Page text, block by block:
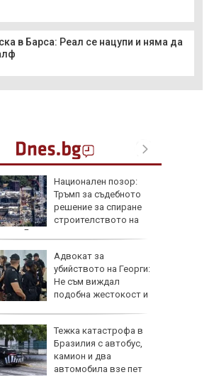
в Барса: Реал се нацупи и няма да
Национален позор:
Тръмп за съдебното
решение за спиране
строителството на
в Белия дом
Адвокат за
убийството на Георги:
Не съм виждал
подобна жестокост и
Тежка катастрофа в
Бразилия с автобус,
камион и два
автомобила взе пет